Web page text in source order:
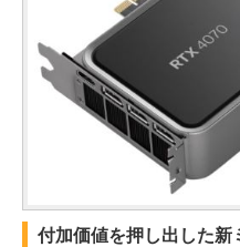
付加価値を押し出した新